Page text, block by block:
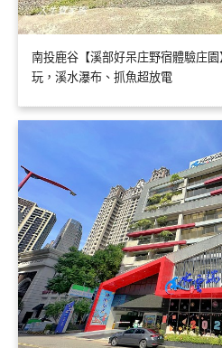
南投鹿谷【溪部好呆庄野宿體驗庄
玩，溪水瀑布、抓魚超放電